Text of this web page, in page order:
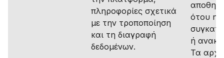
πληροφορίες σχετικά
με την τροποποίηση
και τη διαγραφή
δεδομένων.
ότου η
ή
Τα